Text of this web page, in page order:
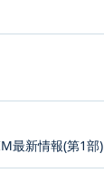
最新情報(第1部)